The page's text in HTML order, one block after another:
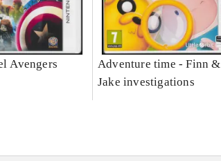
Avengers
Adventure time - Finn &
Jake investigations